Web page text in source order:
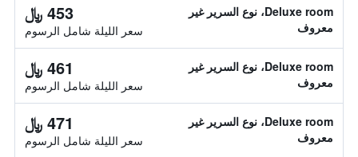
Deluxe room، نوع السرير غير
معروف
453 ﷼
سعر الليلة شامل الرسوم
Deluxe room، نوع السرير غير
معروف
461 ﷼
سعر الليلة شامل الرسوم
Deluxe room، نوع السرير غير
معروف
471 ﷼
سعر الليلة شامل الرسوم